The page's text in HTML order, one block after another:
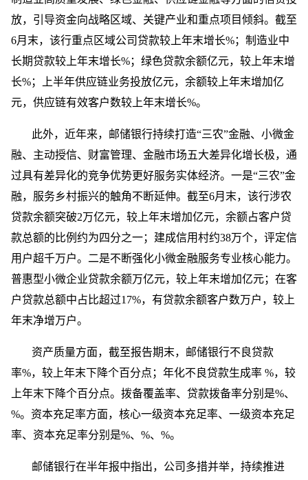
放，引导资金向战略区域、关键产业和重点项目倾斜。截至
6月末，该行重点区域公司贷款较上年末增长%；制造业中
长期贷款较上年末增长%；绿色贷款余额亿元，较上年末增
长%；上半年供应链业务投放亿元，余额较上年末增加亿
元，供应链有效客户数较上年末增长%。
此外，近年来，邮储银行持续打造“三农”金融、小微金
融、主动授信、财富管理、金融市场五大差异化增长极，通
过具有差异化的竞争优势更好服务实体经济。一是“三农”金
融，服务乡村振兴的触角不断延伸。截至6月末，该行涉农
贷款余额突破2万亿元，较上年末增加亿元，余额占客户贷
款总额的比例约为四分之一；建成信用村约38万个，评定信
用户超千万户。二是不断强化小微金融服务专业核心能力。
普惠型小微企业贷款余额万亿元，较上年末增加亿元；在客
户贷款总额中占比超过17%，有贷款余额客户数万户，较上
年末净增万户。
资产质量方面，截至报告期末，邮储银行不良贷款
率%，较上年末下降个百分点；年化不良贷款生成率 %，较
上年末下降个百分点。拨备覆盖率、贷款拨备率分别是%、
%。资本充足率方面，核心一级资本充足率、一级资本充足
率、资本充足率分别是%、%、%。
邮储银行在半年报中指出，公司多措并举，持续推进